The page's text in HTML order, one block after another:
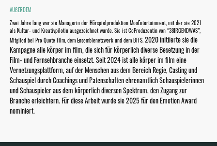
AUßERDEM
Zwei Jahre lang war sie Managerin der Hörspielproduktion MooEntertainment, mit der sie 2021
als Kultur- und Kreativpilotin ausgezeichnet wurde. Sie ist CoProduzentin von “38IRGENDWAS”,
Mitglied bei Pro Quote Film, dem Ensemblenetzwerk und dem BFFS.2020 initiierte sie die
Kampagne alle körper im film, die sich für körperlich diverse Besetzung in der
Film- und Fernsehbranche einsetzt. Seit 2024 ist alle körper im film eine
Vernetzungsplattform, auf der Menschen aus dem Bereich Regie, Casting und
Schauspiel durch Coachings und Patenschaften ehrenamtlich Schauspielerinnen
und Schauspieler aus dem körperlich diversen Spektrum, den Zugang zur
Branche erleichtern. Für diese Arbeit wurde sie 2025 für den Emotion Award
nominiert.